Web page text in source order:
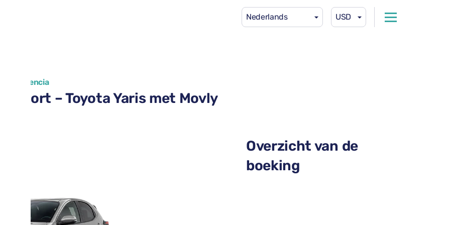
Nederlands USD
Valencia
– Toyota Yaris met Movly
Overzicht van de
boeking